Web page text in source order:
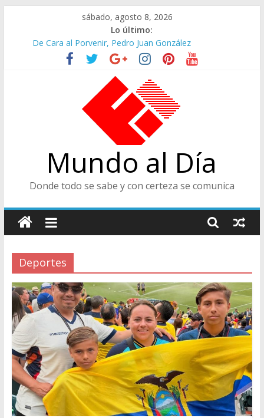
contenido
sábado, agosto 8, 2026
Lo último:
De Cara al Porvenir, Pedro Juan González
Altos Cargos y Envigadeños
Felices en la Fiesta de las Flores
Ministra de Cultura y Centro de Historia de Envigado
Mundo al Día
Donde todo se sabe y con certeza se comunica
Deportes